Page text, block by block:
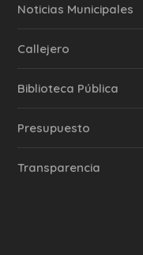
‎Noticias Municipales
Callejero
Biblioteca Pública
Presupuesto
Transparencia